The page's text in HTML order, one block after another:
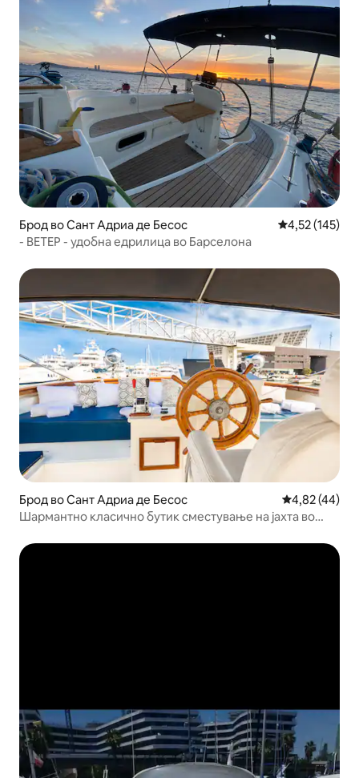
Брод во Сант Адриа де Бесос Просечна
4,52 (145)
- ВЕТЕР - удобна едрилица во Барселона
Брод во Сант Адриа де Бесос Просечна
4,82 (44)
Шармантно класично бутик сместување на јахта во